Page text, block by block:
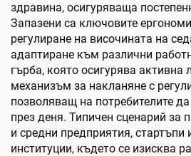
здравина, осигуряваща
Запазени са ключовите
регулиране на височината на
адаптиране към различни
гърба, която осигурява активна
механизъм за накланяне с
позволяващ на потребителите
през деня. Типичен сценарий за
и средни предприятия, стартъпи
институции, където се изисква